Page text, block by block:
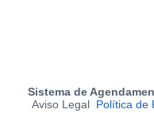
Sistema de
Aviso Legal Política de